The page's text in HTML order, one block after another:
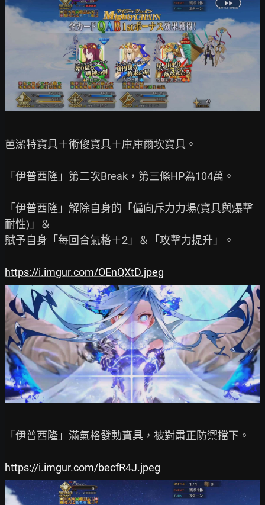
芭潔特寶具＋術傻寶具＋庫庫爾坎寶具。
「伊普西隆」第二次Break，第三條HP為104萬。
「伊普西隆」解除自身的「偏向斥力力場(寶具與爆擊
耐性)」＆
賦予自身「每回合氣格＋2」＆「攻擊力提升」。
https://i.imgur.com/OEnQXtD.jpeg
「伊普西隆」滿氣格發動寶具，被對肅正防禦擋下。
https://i.imgur.com/becfR4J.jpeg